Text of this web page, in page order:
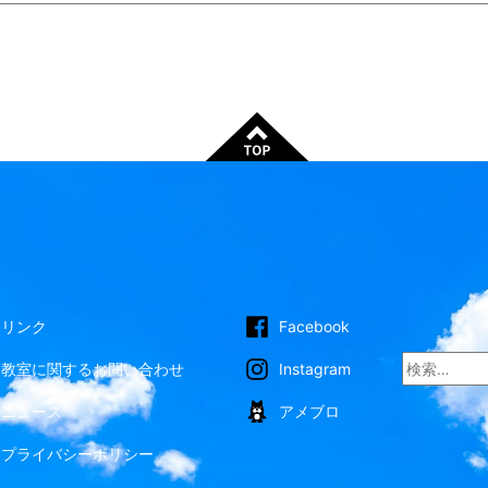
リンク
教室に関するお問い合わせ
ニュース
プライバシーポリシー
Facebook
Instagram
アメブロ
検
索: